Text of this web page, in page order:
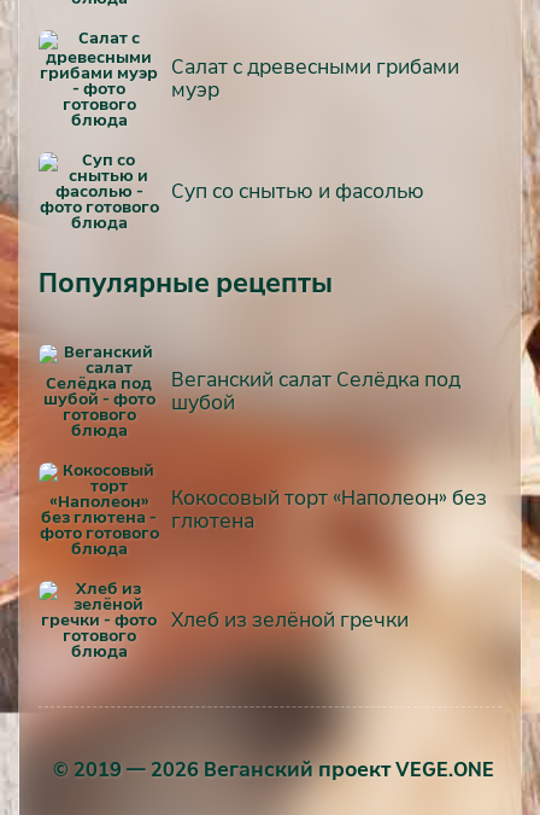
Салат с древесными грибами
муэр
Суп со снытью и фасолью
Популярные рецепты
Веганский салат Селёдка под
шубой
Кокосовый торт «Наполеон» без
глютена
Хлеб из зелёной гречки
© 2019 — 2026 Веганский проект VEGE.ONE